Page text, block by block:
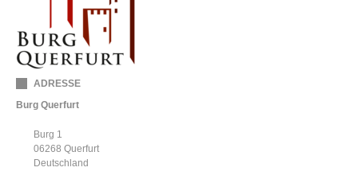
ADRESSE
Burg Querfurt
Burg 1
06268 Querfurt
Deutschland